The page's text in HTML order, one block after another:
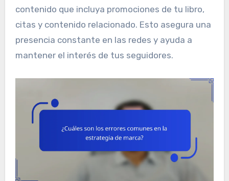
contenido que incluya promociones de tu libro,
citas y contenido relacionado. Esto asegura una
presencia constante en las redes y ayuda a
mantener el interés de tus seguidores.